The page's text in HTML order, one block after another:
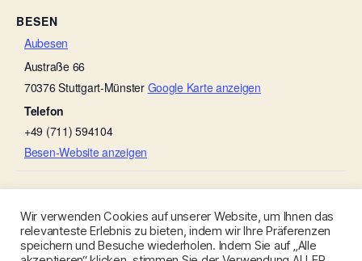
BESEN
Aubesen
Austraße 66
70376 Stuttgart-Münster Google Karte anzeigen
Telefon
+49 (711) 594104
Besen-Website anzeigen
Wir verwenden Cookies auf unserer Website, um Ihnen das
relevanteste Erlebnis zu bieten, indem wir Ihre Präferenzen
speichern und Besuche wiederholen. Indem Sie auf „Alle